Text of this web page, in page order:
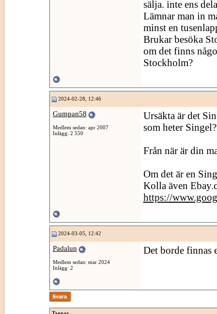
sälja. inte ens
Lämnar man in
minst en
Brukar besöka
om det finns
Stockholm?
2024-02-28, 12:46
Gumpan58
Medlem sedan: apr 2007
Inlägg: 2 550
Ursäkta är det
som heter
Från när är din
Om det är en
Kolla även
https://
2024-03-05, 12:42
Padalun
Medlem sedan: mar 2024
Inlägg: 2
Det borde finnas